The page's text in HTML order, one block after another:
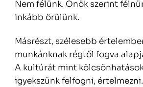
Nem félünk. Önök szerint
inkább örülünk.
Másrészt, szélesebb
munkánknak régtől fogva
A kultúrát mint
igyekszünk felfogni,